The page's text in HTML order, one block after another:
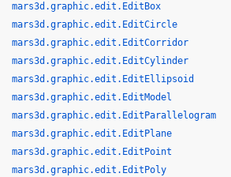
mars3d.graphic.edit.EditBox
mars3d.graphic.edit.EditCircle
mars3d.graphic.edit.EditCorridor
mars3d.graphic.edit.EditCylinder
mars3d.graphic.edit.EditEllipsoid
mars3d.graphic.edit.EditModel
mars3d.graphic.edit.EditParallelogram
mars3d.graphic.edit.EditPlane
mars3d.graphic.edit.EditPoint
mars3d.graphic.edit.EditPoly